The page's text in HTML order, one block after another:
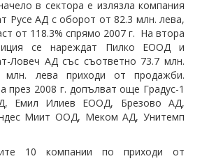
в сектора е излязла компания
Русе АД с оборот от 82.3 млн. лева,
от 118.3% спрямо 2007 г. На втора
се нареждат Пилко ЕООД и
Ловеч АД със съответно 73.7 млн.
лева приходи от продажби.
през 2008 г. допълват още Градус-1
Емил Илиев ЕООД, Брезово АД,
Миит ООД, Меком АД, Унитемп
10 компании по приходи от